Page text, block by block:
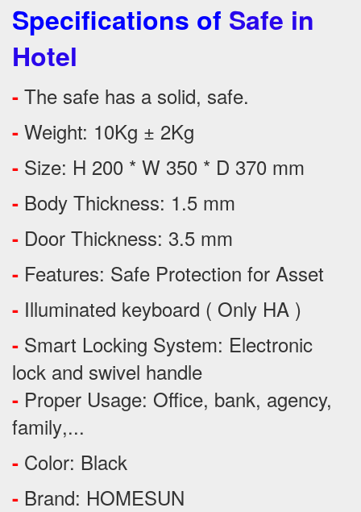
Specifications of Safe in
Hotel
- The safe has a solid, safe.
- Weight: 10Kg ± 2Kg
- Size: H 200 * W 350 * D 370 mm
- Body Thickness: 1.5 mm
- Door Thickness: 3.5 mm
- Features: Safe Protection for Asset
- Illuminated keyboard ( Only HA )
- Smart Locking System: Electronic
lock and swivel handle
- Proper Usage: Office, bank, agency,
family,...
- Color: Black
- Brand: HOMESUN